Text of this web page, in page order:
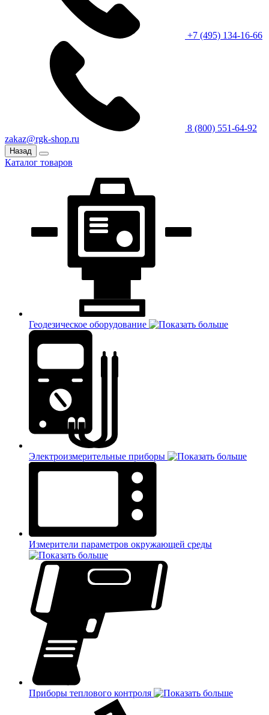
+7 (495) 134-16-66
8 (800) 551-64-92
zakaz@rgk-shop.ru
Назад
Каталог товаров
Геодезическое оборудование
Электроизмерительные приборы
Измерители параметров окружающей среды
Приборы теплового контроля